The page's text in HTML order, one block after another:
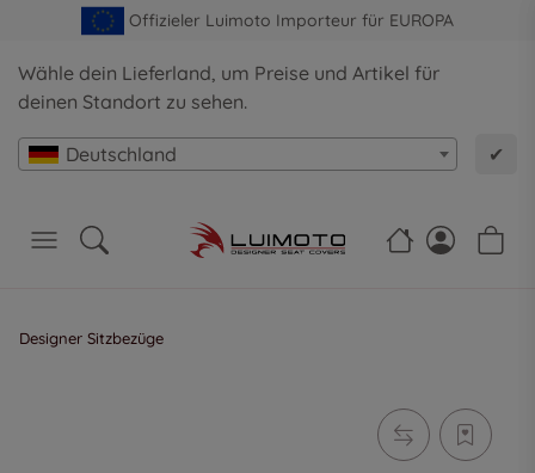
Offizieler Luimoto Importeur für EUROPA
Wähle dein Lieferland, um Preise und Artikel für
deinen Standort zu sehen.
Deutschland ✔
Designer Sitzbezüge